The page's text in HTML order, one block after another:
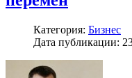
Категория: Бизнес
Дата публикации: